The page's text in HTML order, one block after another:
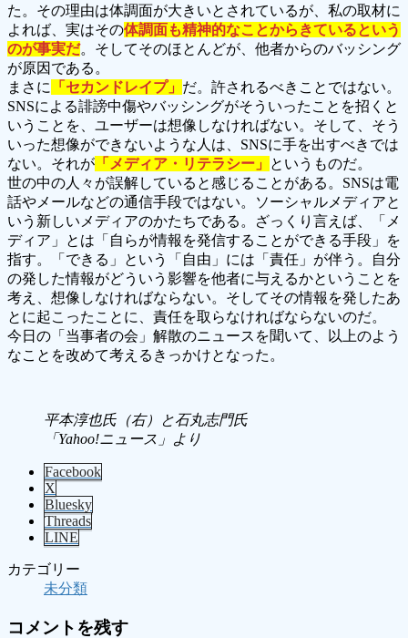
た。その理由は体調面が大きいとされているが、私の取材に
よれば、実はその体調面も精神的なことからきているという
のが事実だ。そしてそのほとんどが、他者からのバッシング
が原因である。
まさに
「セカンドレイプ」 だ。許されるべきことではない。
SNSによる誹謗中傷やバッシングがそういったことを招くと
いうことを、ユーザーは想像しなければない。そして、そう
いった想像ができないような人は、SNSに手を出すべきでは
ない。それが 「メディア・リテラシー」
というものだ。
世の中の人々が誤解していると感じることがある。SNSは電
話やメールなどの通信手段ではない。ソーシャルメディアと
いう新しいメディアのかたちである。ざっくり言えば、「メ
ディア」とは「自らが情報を発信することができる手段」を
指す。「できる」という「自由」には「責任」が伴う。自分
の発した情報がどういう影響を他者に与えるかということを
考え、想像しなければならない。そしてその情報を発したあ
とに起こったことに、責任を取らなければならないのだ。
今日の「当事者の会」解散のニュースを聞いて、以上のよう
なことを改めて考えるきっかけとなった。
平本淳也氏（右）と石丸志門氏
「Yahoo!ニュース」より
Facebook
X
Bluesky
Threads
LINE
カテゴリー
未分類
コメントを残す